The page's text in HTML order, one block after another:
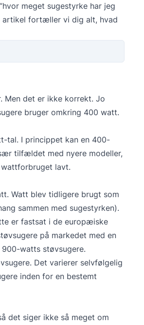
meget sugestyrke har jeg
artikel fortæller vi dig alt, hvad
Men det er ikke korrekt. Jo
bruger omkring 400 watt.
tal. I princippet kan en 400-
tilfældet med nyere modeller,
lavt.
Watt blev tidligere brugt som
sammen med sugestyrken).
er fastsat i de europæiske
på markedet med en
watts støvsugere.
Det varierer selvfølgelig
inden for en bestemt
det siger ikke så meget om